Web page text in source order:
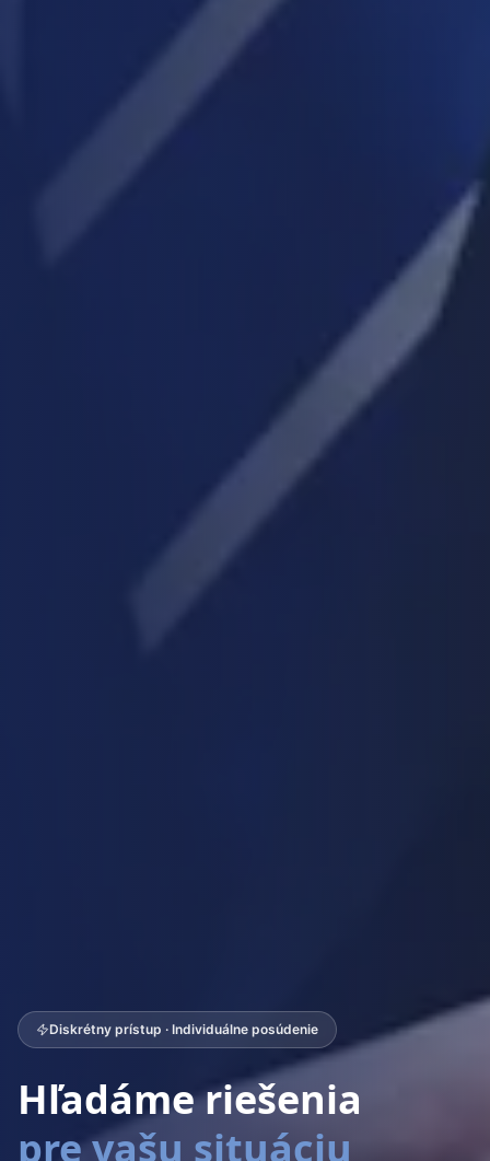
Diskrétny prístup · Individuálne posúdenie
Hľadáme riešenia
pre vašu situáciu